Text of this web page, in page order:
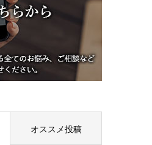
オススメ投稿